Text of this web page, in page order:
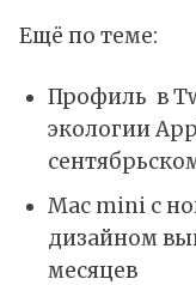
Ещё по теме:
Профиль в
экологии
Mac mini с
дизайном
месяцев